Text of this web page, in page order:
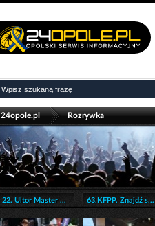
24opole.pl
>
Rozrywka
22. Ultor Master ... 63.KFPP. Znajdź s...